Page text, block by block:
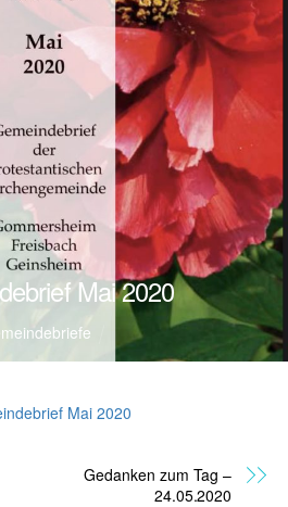
Mai 2020
Mai 2020
Gedanken zum Tag –
24.05.2020